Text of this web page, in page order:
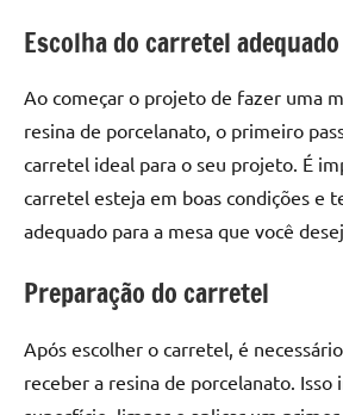
de
de
resina,
incluindo
mesas
jantar
resina
e
Escolha do carretel adequado
Ao começar o projeto de fazer uma
resina de porcelanato, o primeiro
carretel ideal para o seu projeto. É
carretel esteja em boas condições e
adequado para a mesa que você
Preparação do carretel
Após escolher o carretel, é
receber a resina de porcelanato. Isso